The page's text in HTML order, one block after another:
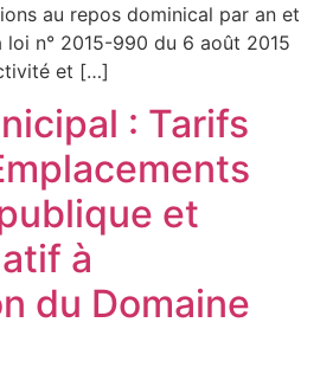
au repos dominical par an et
n° 2015-990 du 6 août 2015
et […]
: Tarifs
et
à
du Domaine